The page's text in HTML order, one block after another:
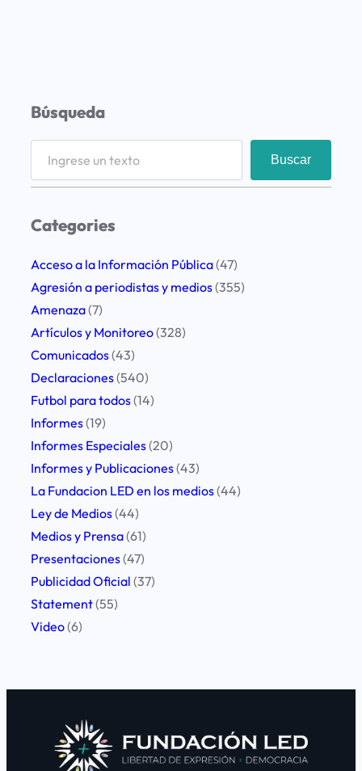
Búsqueda
r
h
Buscar
Categories
Acceso a la Información Pública(47)
Agresión a periodistas y medios(355)
Amenaza(7)
Artículos y Monitoreo(328)
Comunicados(43)
Declaraciones(540)
Futbol para todos(14)
Informes(19)
Informes Especiales(20)
Informes y Publicaciones(43)
La Fundacion LED en los medios(44)
Ley de Medios(44)
Medios y Prensa(61)
Presentaciones(47)
Publicidad Oficial (37)
Statement(55)
Video(6)